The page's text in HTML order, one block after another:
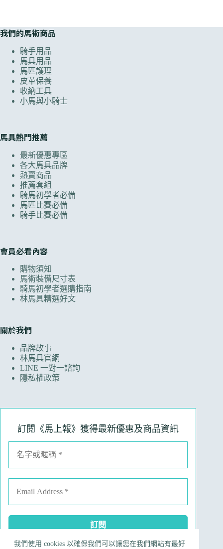
我們使用 cookies 以確保我們可以讓您在我們網站有最好
我們的馬術商品
騎手用品
馬具用品
馬匹護理
皮革保養
收納工具
小馬與小騎士
馬具熱門推薦
最新優惠專區
各大馬具品牌
熱賣商品
推薦套組
騎馬初學者必備
馬匹比賽必備
騎手比賽必備
會員必看內容
購物須知
馬術裝備尺寸表
騎馬初學者選購指南
林馬具精選好文
關於我們
品牌故事
林馬具官網
LINE 一對一諮詢
隱私權政策
訂閱《馬上報》獲得最新優惠及商品資訊